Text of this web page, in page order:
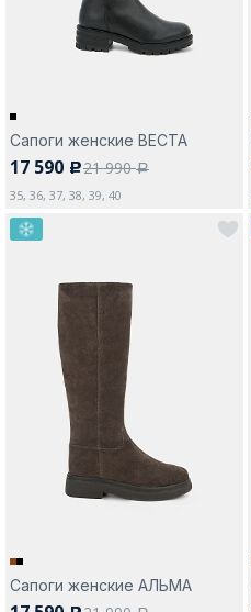
Сапоги женские ВЕСТА
17 590 c21 990a
35, 36, 37, 38, 39, 40
Сапоги женские АЛЬМА